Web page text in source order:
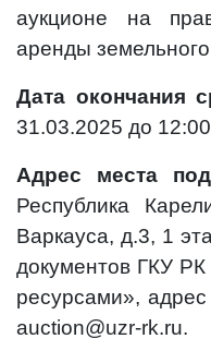
аукционе на
аренды земельного
Дата окончания
31.03.2025 до
Адрес места
Республика
Варкауса, д.3, 1
документов ГКУ
ресурсами»,
auction@uzr-rk.ru.